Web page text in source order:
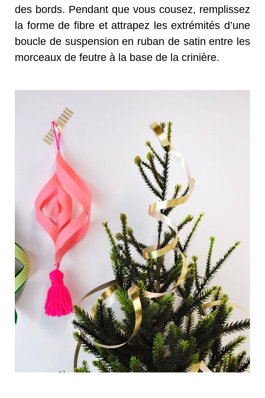
des bords. Pendant que vous cousez, remplissez
la forme de fibre et attrapez les extrémités d’une
boucle de suspension en ruban de satin entre les
morceaux de feutre à la base de la crinière.